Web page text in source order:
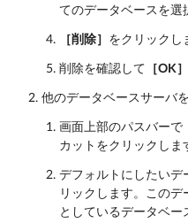
てのデータベースを選
［削除］ をクリックし
削除を確認して ［OK］
他のデータベースサーバ
画面上部のパスバーで
カットをクリックしま
デフォルトにしたいデ
リックします。このデ
としているデータベー